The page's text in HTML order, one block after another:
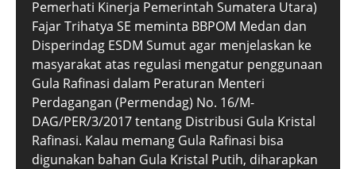
Pemerhati Kinerja Pemerintah Sumatera Utara)
Fajar Trihatya SE meminta BBPOM Medan dan
Disperindag ESDM Sumut agar menjelaskan ke
masyarakat atas regulasi mengatur penggunaan
Gula Rafinasi dalam Peraturan Menteri
Perdagangan (Permendag) No. 16/M-
DAG/PER/3/2017 tentang Distribusi Gula Kristal
Rafinasi. Kalau memang Gula Rafinasi bisa
digunakan bahan Gula Kristal Putih, diharapkan